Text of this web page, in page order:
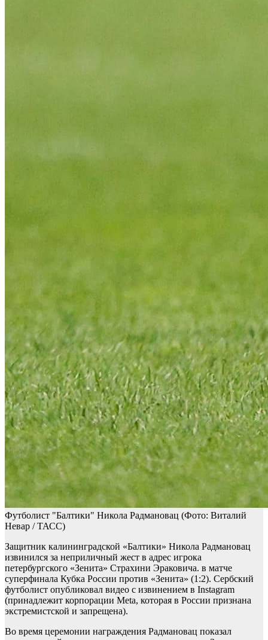
Футболист "Балтики" Никола Радмановац (Фото: Виталий
Невар / ТАСС)
Защитник калининградской «Балтики» Никола Радмановац
извинился за неприличный жест в адрес игрока
петербургского «Зенита» Страхини Эраковича. в матче
суперфинала Кубка России против «Зенита» (1:2). Сербский
футболист опубликовал видео с извинением в Instagram
(принадлежит корпорации Meta, которая в России признана
экстремистской и запрещена).
Во время церемонии награждения Радмановац показал